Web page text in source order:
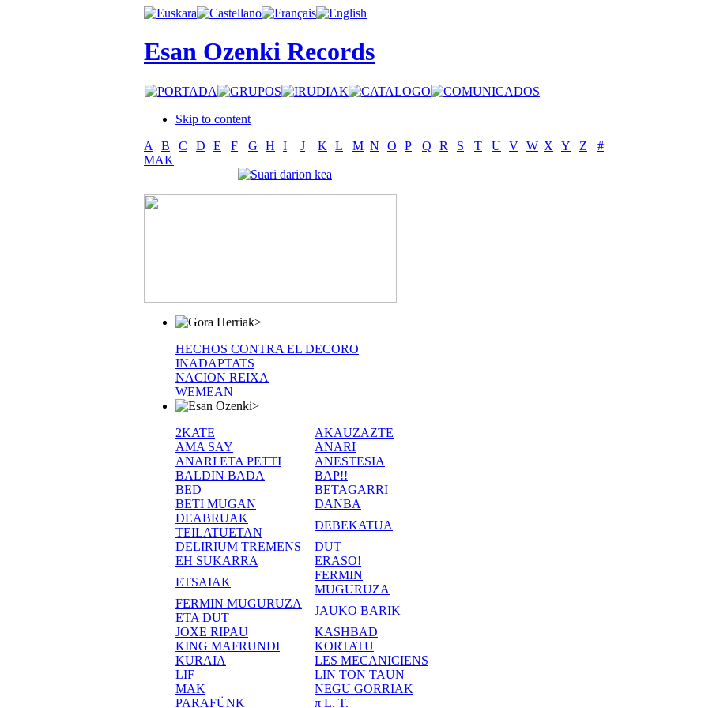
Esan Ozenki Records
Skip to content
A
B C D E F G H I J K L M N O P Q R S T U V W X Y Z
#
MAK
>
HECHOS CONTRA EL DECORO
INADAPTATS
NACION REIXA
WEMEAN
>
2KATE
AKAUZAZTE
AMA SAY
ANARI
ANARI ETA PETTI
ANESTESIA
BALDIN BADA
BAP!!
BED
BETAGARRI
BETI MUGAN
DANBA
DEABRUAK
TEILATUETAN
DEBEKATUA
DELIRIUM TREMENS
DUT
EH SUKARRA
ERASO!
ETSAIAK
FERMIN
MUGURUZA
FERMIN MUGURUZA
ETA DUT
JAUKO BARIK
JOXE RIPAU
KASHBAD
KING MAFRUNDI
KORTATU
KURAIA
LES MECANICIENS
LIF
LIN TON TAUN
MAK
NEGU GORRIAK
PARAFÜNK
π L. T.